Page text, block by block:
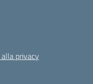
privacy